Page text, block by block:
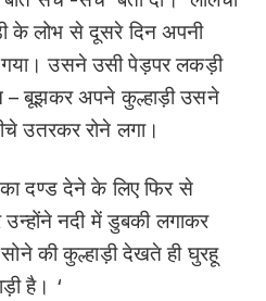
के लोभ से दूसरे दिन अपनी
उसने उसी पेड़पर लकड़ी
– बूझकर अपने कुल्हाड़ी उसने
उतरकर रोने लगा।
दण्ड देने के लिए फिर से
नदी में डुबकी लगाकर
की कुल्हाड़ी देखते ही घुरहू
है। ‘